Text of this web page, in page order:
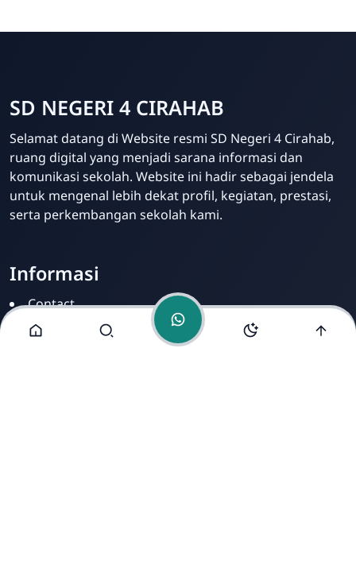
Admin
Online
SD NEGERI 4 CIRAHAB
Selamat datang di Website resmi SD Negeri 4 Cirahab,
ruang digital yang menjadi sarana informasi dan
komunikasi sekolah. Website ini hadir sebagai jendela
untuk mengenal lebih dekat profil, kegiatan, prestasi,
serta perkembangan sekolah kami.
Informasi
Contact
Disclamer